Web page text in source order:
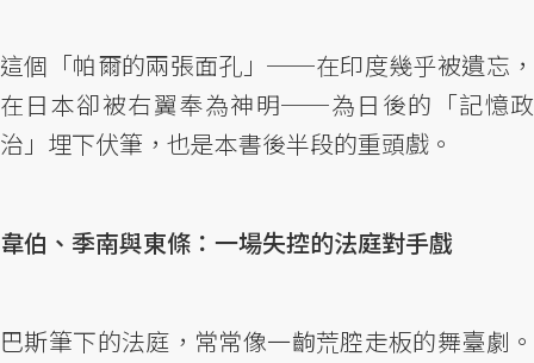
這個「帕爾的兩張面孔」──在印度幾乎被遺忘，
在日本卻被右翼奉為神明──為日後的「記憶政
治」埋下伏筆，也是本書後半段的重頭戲。
韋伯、季南與東條：一場失控的法庭對手戲
巴斯筆下的法庭，常常像一齣荒腔走板的舞臺劇。